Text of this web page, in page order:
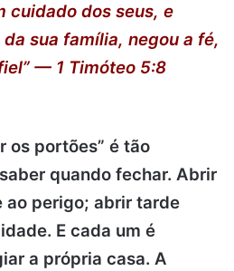
cuidado dos seus, e
sua família, negou a fé,
— 1 Timóteo 5:8
os portões” é tão
quando fechar. Abrir
ao perigo; abrir tarde
E cada um é
a própria casa. A